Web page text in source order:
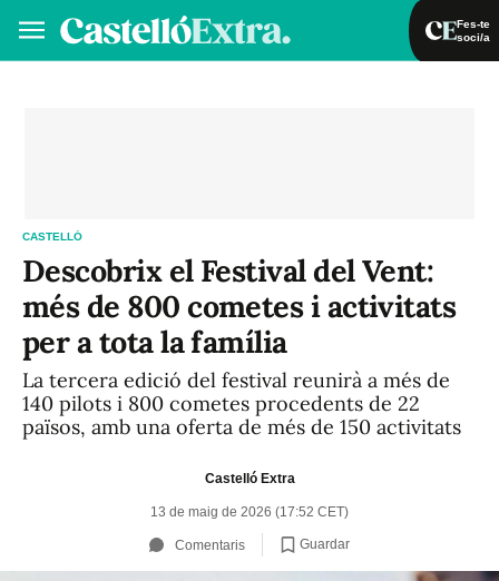
Fes-te
soci/a
CASTELLÓ
Descobrix el Festival del Vent:
més de 800 cometes i activitats
per a tota la família
La tercera edició del festival reunirà a més de
140 pilots i 800 cometes procedents de 22
països, amb una oferta de més de 150 activitats
Castelló Extra
13 de maig de 2026 (17:52 CET)
Comentaris Guardar